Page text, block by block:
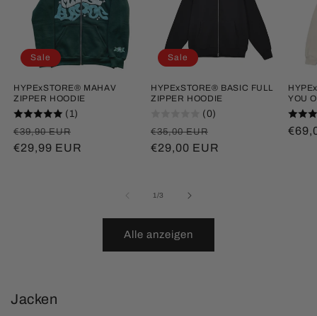
Sale
HYPExSTORE® MAHAV
ZIPPER HOODIE
(1)
Normaler
Preis
€39,90 EUR
Verkaufspreis
€29,99 EUR
Sale
HYPExSTORE® BASIC FULL
ZIPPER HOODIE
(0)
Normaler
Preis
€35,00 EUR
Verkaufspreis
€29,00 EUR
YOU
1 /von
3
Alle anzeigen
Jacken